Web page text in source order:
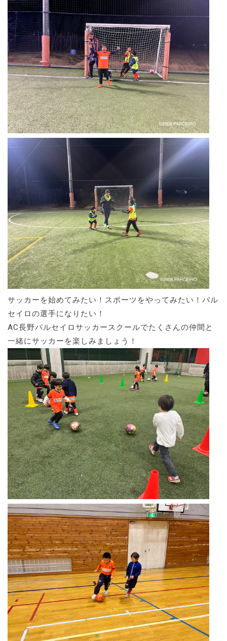
サッカーを始めてみたい！スポーツをやってみたい！パル
セイロの選手になりたい！
AC長野パルセイロサッカースクールでたくさんの仲間と
一緒にサッカーを楽しみましょう！